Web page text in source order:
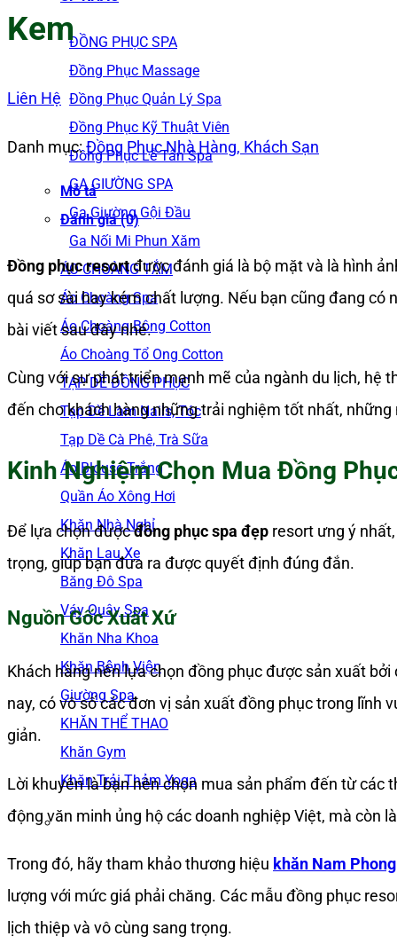
ĐỒNG PHỤC SPA
Đồng Phục Massage
Đồng Phục Quản Lý Spa
Đồng Phục Kỹ Thuật Viên
Đồng Phục Lễ Tân Spa
GA GIƯỜNG SPA
Ga Giường Gội Đầu
Ga Nối Mi Phun Xăm
ÁO CHOÀNG TẮM
Áo Choàng Spa
Áo Choàng Bông Cotton
Áo Choàng Tổ Ong Cotton
TẠP DỀ ĐỒNG PHỤC
Tạp Dề Làm Nails, Tóc
Tạp Dề Cà Phê, Trà Sữa
Áo Blouse Trắng
Quần Áo Xông Hơi
Khăn Nhà Nghỉ
Khăn Lau Xe
Băng Đô Spa
Váy Quây Spa
Khăn Nha Khoa
Khăn Bệnh Viện
Giường Spa
KHĂN THỂ THAO
Khăn Gym
Khăn Trải Thảm Yoga
Kem
Liên Hệ
Danh mục:Đồng Phục Nhà Hàng, Khách Sạn
Mô tả
Đánh giá (0)
Đồng phục resortđược đánh giá là bộ mặt và là hình
quá sơ sài hay kém chất lượng. Nếu bạn cũng đang có
bài viết sau đây nhé.
Cùng với sự phát triển mạnh mẽ của ngành du lịch, hệ
đến cho khách hàng những trải nghiệm tốt nhất,
Kinh Nghiệm Chọn Mua Đồng
Để lựa chọn đượcđồng phục spa đẹp resort ưng ý
trọng, giúp bạn đưa ra được quyết định đúng đắn.
Nguồn Gốc Xuất Xứ
Khách hàng nên lựa chọn đồng phục được sản xuất
nay, có vô số các đơn vị sản xuất đồng phục trong
giản.
Lời khuyên là bạn nên chọn mua sản phẩm đến từ các
động văn minh ủng hộ các doanh nghiệp Việt, mà còn
Trong đó, hãy tham khảo thương hiệu khăn Nam Phong
lượng với mức giá phải chăng. Các mẫu đồng phục
lịch thiệp và vô cùng sang trọng.